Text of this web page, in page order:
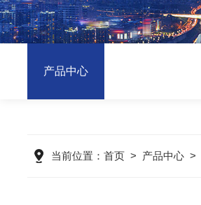
产品中心
当前位置： 首页 > 产品中心 >